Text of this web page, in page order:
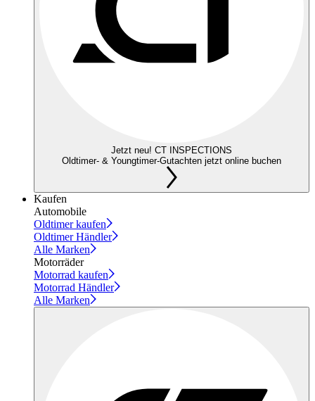
Jetzt neu! CT INSPECTIONS
Oldtimer- & Youngtimer-Gutachten jetzt online buchen
Kaufen
Automobile
Oldtimer kaufen
Oldtimer Händler
Alle Marken
Motorräder
Motorrad kaufen
Motorrad Händler
Alle Marken